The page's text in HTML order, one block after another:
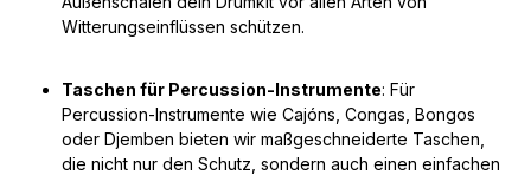
Witterungseinflüssen schützen.
Taschen für Percussion-Instrumente: Für
Percussion-Instrumente wie Cajóns, Congas, Bongos
oder Djemben bieten wir maßgeschneiderte Taschen,
die nicht nur den Schutz, sondern auch einen einfachen